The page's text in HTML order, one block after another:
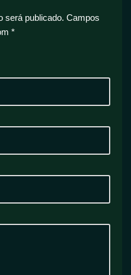
será publicado. Campos
*